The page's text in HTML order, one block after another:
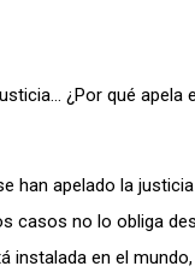
¿Por qué apela
han apelado la
casos no lo obliga
instalada en el